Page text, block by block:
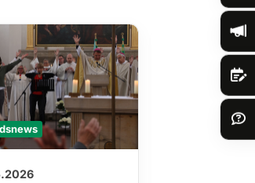
Verbandsnews